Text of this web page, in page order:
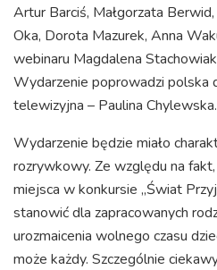
Artur Barciś, Małgorzata
Oka, Dorota Mazurek, Anna
webinaru Magdalena
Wydarzenie poprowadzi polska
telewizyjna – Paulina Chylewska.
Wydarzenie będzie miało
rozrywkowy. Ze względu na
miejsca w konkursie „Świat
stanowić dla zapracowanych
urozmaicenia wolnego czasu
może każdy. Szczególnie